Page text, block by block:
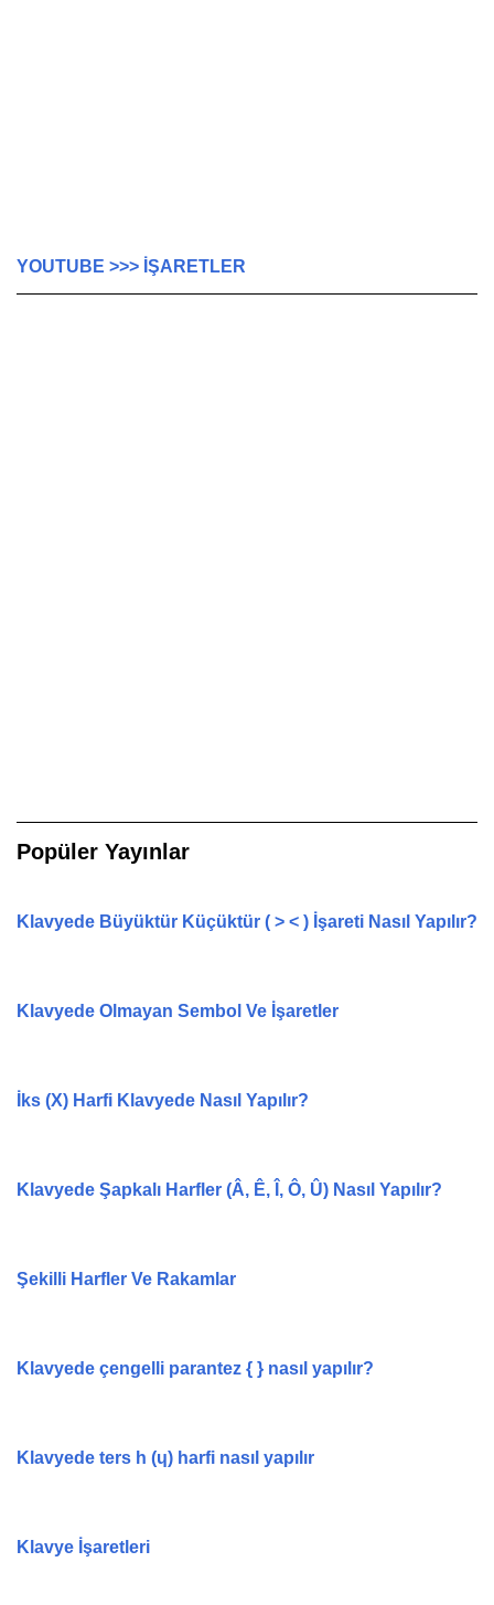
YOUTUBE >>> İŞARETLER
Popüler Yayınlar
Klavyede Büyüktür Küçüktür ( > < ) İşareti Nasıl Yapılır?
Klavyede Olmayan Sembol Ve İşaretler
İks (X) Harfi Klavyede Nasıl Yapılır?
Klavyede Şapkalı Harfler (Â, Ê, Î, Ô, Û) Nasıl Yapılır?
Şekilli Harfler Ve Rakamlar
Klavyede çengelli parantez { } nasıl yapılır?
Klavyede ters h (ɥ) harfi nasıl yapılır
Klavye İşaretleri